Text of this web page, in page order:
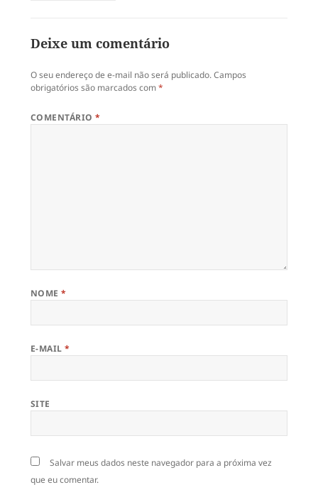
Deixe um comentário
O seu endereço de e-mail não será publicado.Campos
obrigatórios são marcados com*
COMENTÁRIO*
NOME*
E-MAIL*
SITE
Salvar meus dados neste navegador para a próxima vez
que eu comentar.